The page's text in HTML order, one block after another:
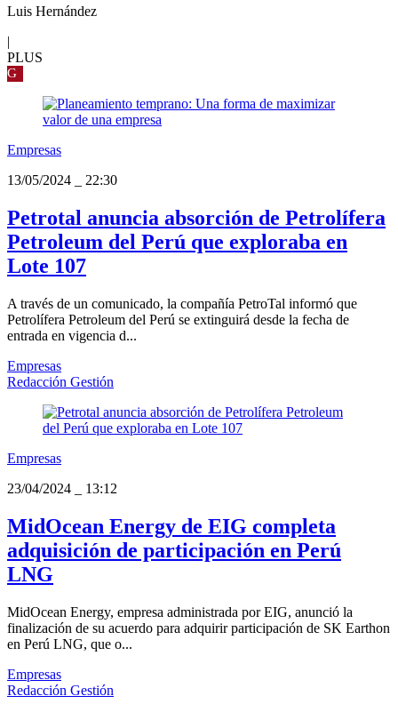
Luis Hernández
|
PLUS
G
Empresas
13/05/2024
22:30
Petrotal anuncia absorción de Petrolífera
Petroleum del Perú que exploraba en
Lote 107
A través de un comunicado, la compañía PetroTal informó que
Petrolífera Petroleum del Perú se extinguirá desde la fecha de
entrada en vigencia d...
Empresas
Redacción Gestión
Empresas
23/04/2024
13:12
MidOcean Energy de EIG completa
adquisición de participación en Perú
LNG
MidOcean Energy, empresa administrada por EIG, anunció la
finalización de su acuerdo para adquirir participación de SK Earthon
en Perú LNG, que o...
Empresas
Redacción Gestión